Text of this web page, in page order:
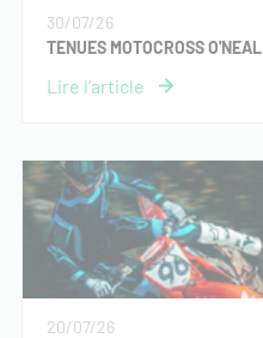
30/07/26
TENUES MOTOCROSS O'NEAL
20/07/26